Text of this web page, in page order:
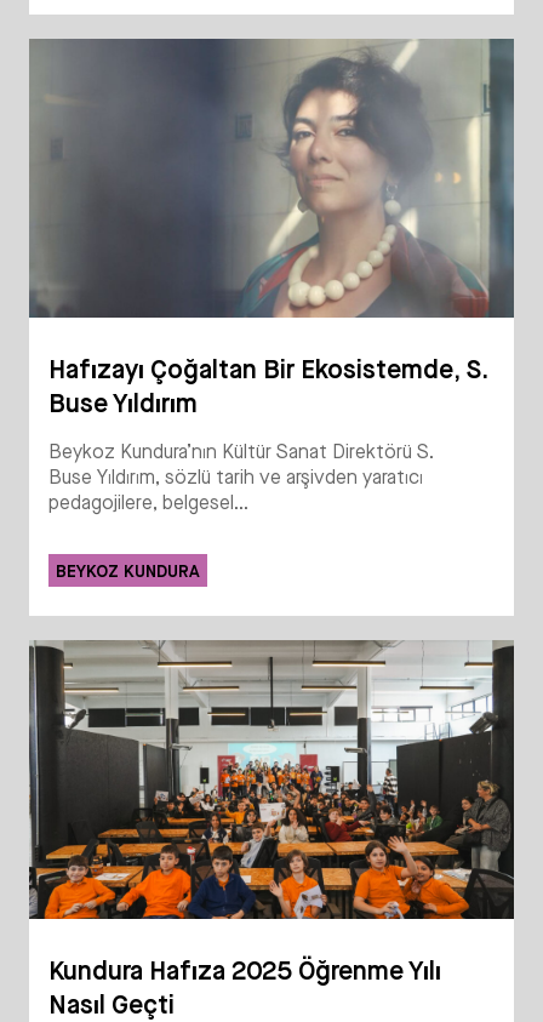
Hafızayı Çoğaltan Bir Ekosistemde, S.
Buse Yıldırım
Beykoz Kundura’nın Kültür Sanat Direktörü S.
Buse Yıldırım, sözlü tarih ve arşivden yaratıcı
pedagojilere, belgesel...
BEYKOZ KUNDURA
Kundura Hafıza 2025 Öğrenme Yılı
Nasıl Geçti